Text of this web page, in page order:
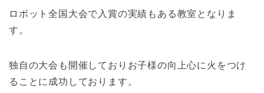
ロボット全国大会で入賞の実績もある教室となりま
す。
独自の大会も開催しておりお子様の向上心に火をつけ
ることに成功しております。